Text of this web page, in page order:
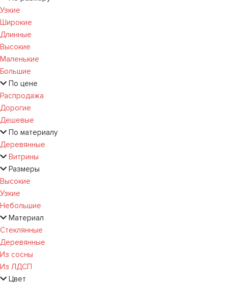
Узкие
Широкие
Длинные
Высокие
Маленькие
Большие
По цене
Распродажа
Дорогие
Дешевые
По материалу
Деревянные
Витрины
Размеры
Высокие
Узкие
Небольшие
Материал
Стеклянные
Деревянные
Из сосны
Из ЛДСП
Цвет